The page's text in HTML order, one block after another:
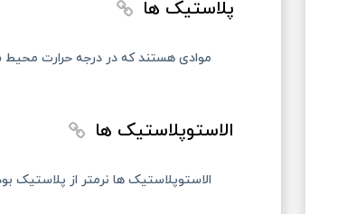
پلاستیک ها
موادی هستند که در درجه حرارت محیط
الاستوپلاستیک ها
الاستوپلاستیک ها نرمتر از پلاستیک